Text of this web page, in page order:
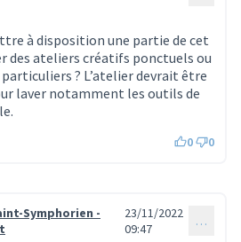
à disposition une partie de cet
des ateliers créatifs ponctuels ou
? L’atelier devrait être
laver notamment les outils de
0 0
Symphorien -
23/11/2022
09:47
…